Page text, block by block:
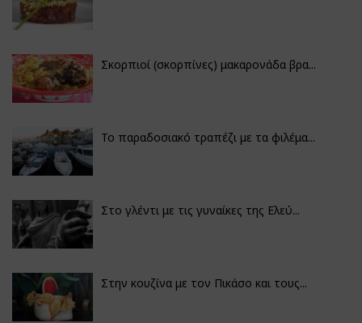
Σκορπιοί (σκορπίνες) μακαρονάδα βρα...
Το παραδοσιακό τραπέζι με τα φιλέμα...
Στο γλέντι με τις γυναίκες της Ελεύ...
Στην κουζίνα με τον Πικάσο και τους...